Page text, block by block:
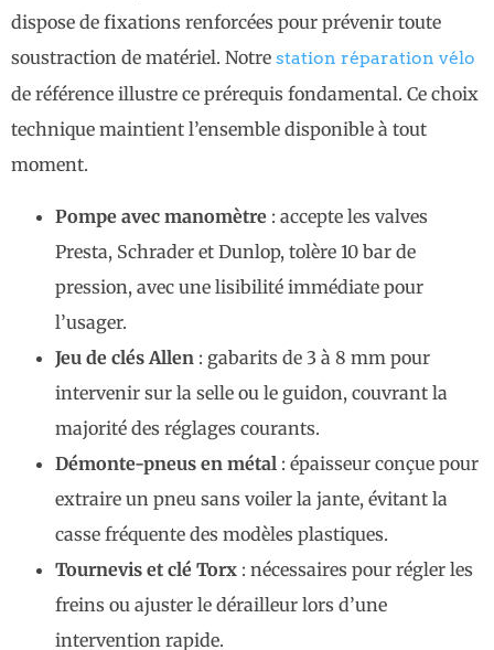
dispose de fixations renforcées pour prévenir toute
soustraction de matériel. Notre station réparation vélo
de référence illustre ce prérequis fondamental. Ce choix
technique maintient l’ensemble disponible à tout
moment.
Pompe avec manomètre : accepte les valves
Presta, Schrader et Dunlop, tolère 10 bar de
pression, avec une lisibilité immédiate pour
l’usager.
Jeu de clés Allen : gabarits de 3 à 8 mm pour
intervenir sur la selle ou le guidon, couvrant la
majorité des réglages courants.
Démonte-pneus en métal : épaisseur conçue pour
extraire un pneu sans voiler la jante, évitant la
casse fréquente des modèles plastiques.
Tournevis et clé Torx : nécessaires pour régler les
freins ou ajuster le dérailleur lors d’une
intervention rapide.